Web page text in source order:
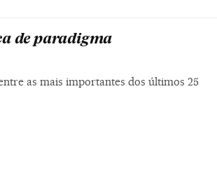
de paradigma
as mais importantes dos últimos 25